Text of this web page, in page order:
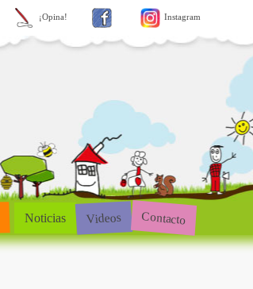
¡Opina! Instagram
Noticias Videos Contacto